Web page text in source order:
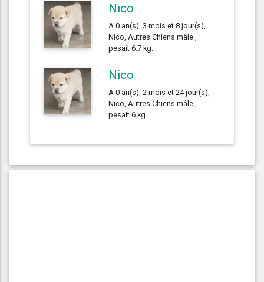
Nico
A 0 an(s), 3 mois et 8 jour(s),
Nico, Autres Chiens mâle ,
pesait 6.7 kg.
Nico
A 0 an(s), 2 mois et 24 jour(s),
Nico, Autres Chiens mâle ,
pesait 6 kg.